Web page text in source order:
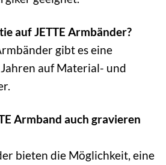
auf JETTE Armbänder?
gibt es eine
auf Material- und
Armband auch gravieren
bieten die Möglichkeit, eine